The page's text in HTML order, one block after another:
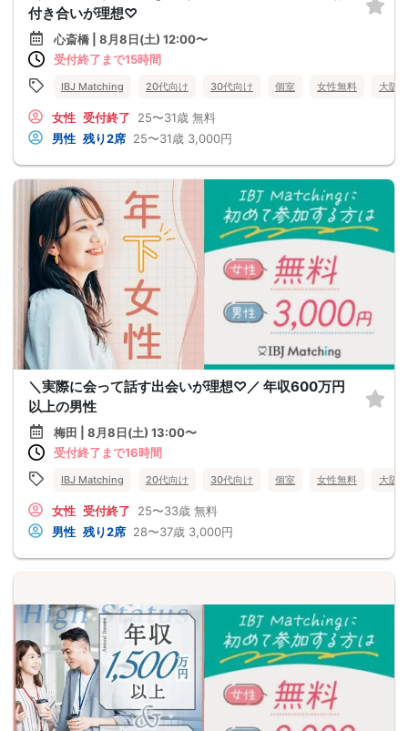
付き合いが理想♡
心斎橋 | 8月8日(土) 12:00〜
受付終了まで15時間
IBJ Matching 20代向け 30代向け 個室 女性無料 大阪府
女性 受付終了 25〜31歳 無料
男性 残り2席 25〜31歳 3,000円
＼実際に会って話す出会いが理想♡／ 年収600万円
以上の男性
梅田 | 8月8日(土) 13:00〜
受付終了まで16時間
IBJ Matching 20代向け 30代向け 個室 女性無料 大阪府
女性 受付終了 25〜33歳 無料
男性 残り2席 28〜37歳 3,000円